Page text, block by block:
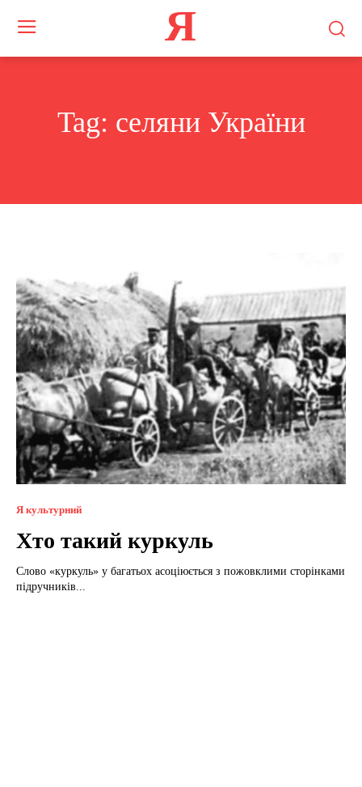
Я
Tag: селяни України
Я культурний
Хто такий куркуль
Слово «куркуль» у багатьох асоціюється з пожовклими сторінками
підручників...